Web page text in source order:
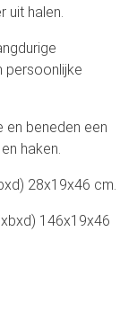
uit halen.
persoonlijke
beneden een
haken.
28x19x46 cm.
146x19x46